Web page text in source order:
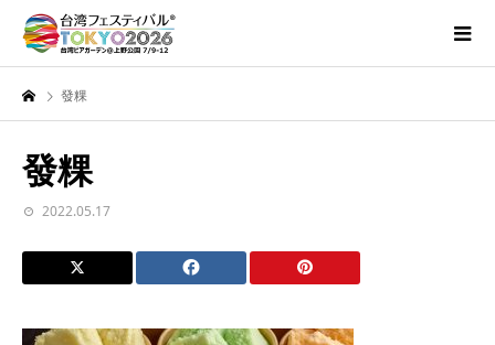
發粿
發粿
2022.05.17